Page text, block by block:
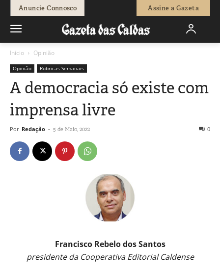
Anuncie Connosco Assine a Gazeta
Início Opinião
Opinião Rubricas Semanais
A democracia só existe com
imprensa livre
Por Redação - 5 de Maio, 2022 0
Francisco Rebelo dos Santos
presidente da Cooperativa Editorial Caldense